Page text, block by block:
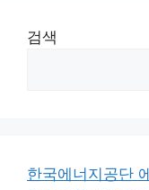
검색
한국에너지공단